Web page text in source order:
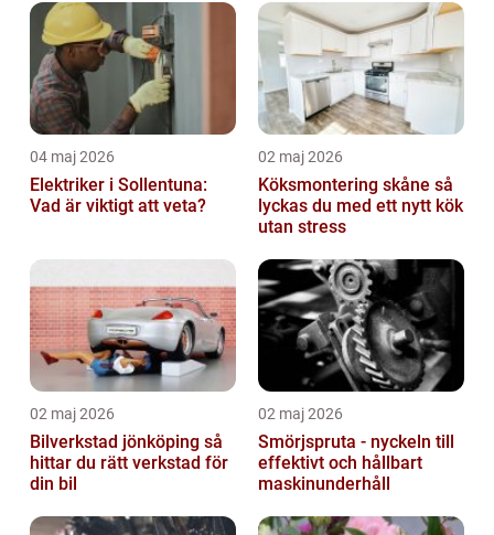
04 maj 2026
Elektriker i Sollentuna:
Vad är viktigt att veta?
02 maj 2026
Köksmontering skåne så
lyckas du med ett nytt kök
utan stress
02 maj 2026
Bilverkstad jönköping så
hittar du rätt verkstad för
din bil
02 maj 2026
Smörjspruta - nyckeln till
effektivt och hållbart
maskinunderhåll